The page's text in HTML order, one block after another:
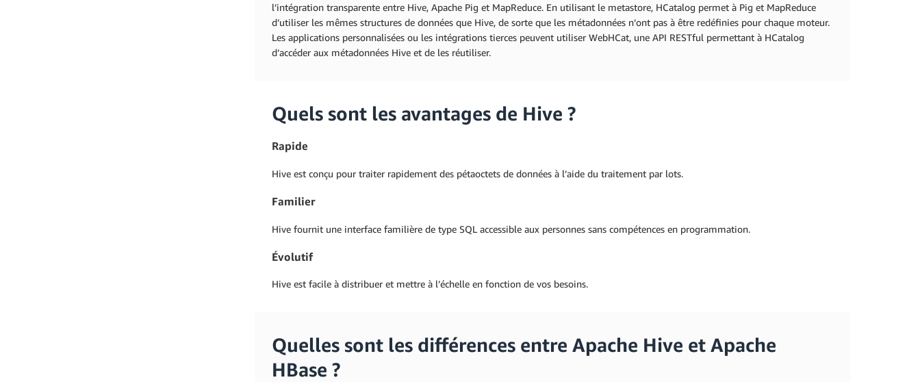
l’intégration transparente entre Hive, Apache Pig et MapReduce. En utilisant le metastore, HCatalog permet à Pig et MapReduce
d’utiliser les mêmes structures de données que Hive, de sorte que les métadonnées n’ont pas à être redéfinies pour chaque moteur.
Les applications personnalisées ou les intégrations tierces peuvent utiliser WebHCat, une API RESTful permettant à HCatalog
d’accéder aux métadonnées Hive et de les réutiliser.
Quels sont les avantages de Hive ?
Rapide
Hive est conçu pour traiter rapidement des pétaoctets de données à l’aide du traitement par lots.
Familier
Hive fournit une interface familière de type SQL accessible aux personnes sans compétences en programmation.
Évolutif
Hive est facile à distribuer et mettre à l’échelle en fonction de vos besoins.
Quelles sont les différences entre Apache Hive et Apache
HBase ?